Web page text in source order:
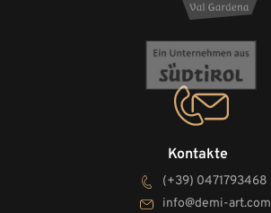
Kontakte
(+39) 0471793468
info@demi-art.com